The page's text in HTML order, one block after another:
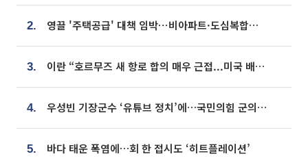
2. 영끌 '주택공급' 대책 임박⋯비아파트·도심복합까지 총동원
3. 이란 “호르무즈 새 항로 합의 매우 근접...미국 배상 먼저”
4. 우성빈 기장군수 ‘유튜브 정치’에…국민의힘 군의원들 집단 반발
5. 바다 태운 폭염에…회 한 접시도 ‘히트플레이션’